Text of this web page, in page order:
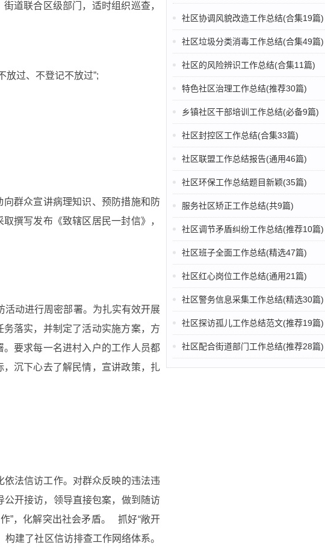
道联合区级部门，适时组织巡查，
放过、不登记不放过”;
群众宣讲病理知识、预防措施和防
撰写发布《致辖区居民一封信》，
活动进行周密部署。为扎实有效开展
落实，并制定了活动实施方案，方
要求每一名进村入户的工作人员都
沉下心去了解民情，宣讲政策，扎
法信访工作。对群众反映的违法违
开接访，领导直接包案，做到随访
”，化解突出社会矛盾。 抓好“敞开
建了社区信访排查工作网络体系。
社区协调风貌改造工作总结(合集19篇)
社区垃圾分类消毒工作总结(合集49篇)
社区的风险辨识工作总结(合集11篇)
特色社区治理工作总结(推荐30篇)
乡镇社区干部培训工作总结(必备9篇)
社区封控区工作总结(合集33篇)
社区联盟工作总结报告(通用46篇)
社区环保工作总结题目新颖(35篇)
服务社区矫正工作总结(共9篇)
社区调节矛盾纠纷工作总结(推荐10篇)
社区班子全面工作总结(精选47篇)
社区红心岗位工作总结(通用21篇)
社区警务信息采集工作总结(精选30篇)
社区探访孤儿工作总结范文(推荐19篇)
社区配合街道部门工作总结(推荐28篇)